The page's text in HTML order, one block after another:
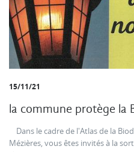
15/11/21
la commune protège la
Dans le cadre de l'Atlas de la
Mézières, vous êtes invités à la